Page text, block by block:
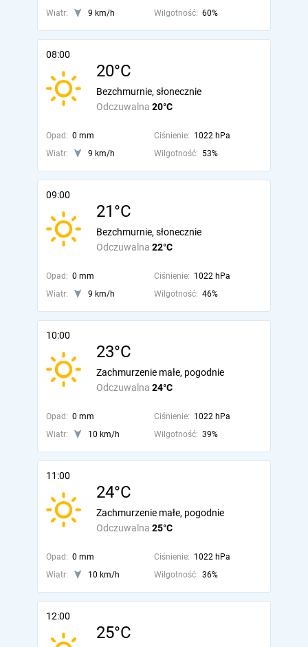
Wiatr: 9 km/h Wilgotność: 60%
08:00
20°C
Odczuwalna 20°C
Bezchmurnie, słonecznie
Opad: 0 mm Ciśnienie: 1022 hPa
Wiatr:
9 km/h Wilgotność: 53%
09:00
21°C
Odczuwalna 22°C
Bezchmurnie, słonecznie
Opad: 0 mm Ciśnienie: 1022 hPa
Wiatr:
9 km/h Wilgotność: 46%
10:00
23°C
Odczuwalna 24°C
Zachmurzenie małe, pogodnie
Opad: 0 mm Ciśnienie: 1022 hPa
Wiatr:
10 km/h Wilgotność: 39%
11:00
24°C
Odczuwalna 25°C
Zachmurzenie małe, pogodnie
Opad: 0 mm Ciśnienie: 1022 hPa
Wiatr:
10 km/h Wilgotność: 36%
12:00
25°C